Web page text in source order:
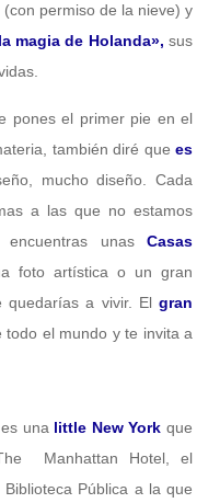
permiso de la nieve) y
magia de Holanda», sus
pones el primer pie en el
también diré que es
mucho diseño. Cada
a las que no estamos
unasCasas
foto artística o un gran
a vivir. El gran
el mundo y te invita a
una little New York que
Manhattan Hotel, el
Pública a la que